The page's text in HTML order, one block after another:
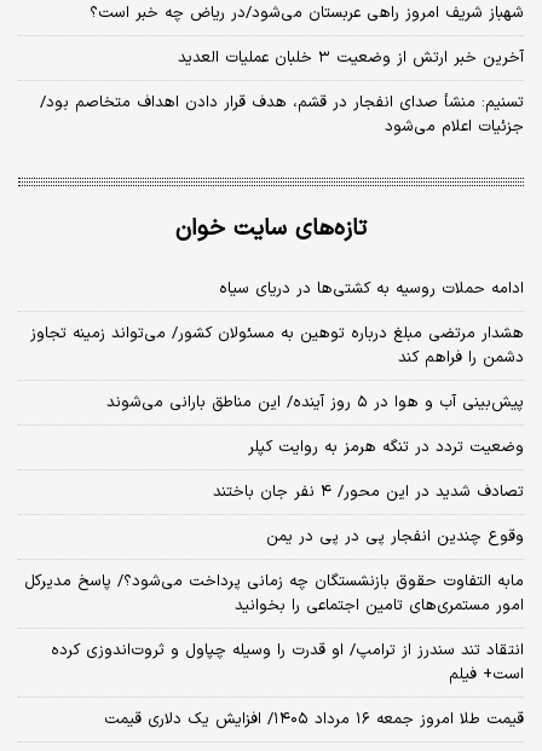
شهباز شریف امروز راهی عربستان می‌شود/در ریاض چه خبر است؟
آخرین خبر ارتش از وضعیت ۳ خلبان عملیات العدید
تسنیم: منشأ صدای انفجار در قشم، هدف قرار دادن اهداف متخاصم بود/
جزئیات اعلام می‌شود
تازه‌های سایت خوان
ادامه حملات روسیه به کشتی‌ها در دریای سیاه
هشدار مرتضی مبلغ درباره توهین به مسئولان کشور/ می‌تواند زمینه تجاوز
دشمن را فراهم کند
پیش‌بینی آب و هوا در ۵ روز آینده/ این مناطق بارانی می‌شوند
وضعیت تردد در تنگه هرمز به روایت کپلر
تصادف شدید در این محور/ ۴ نفر جان باختند
وقوع چندین انفجار پی در پی در یمن
مابه التفاوت حقوق بازنشستگان چه زمانی پرداخت می‌شود؟/ پاسخ مدیرکل
امور مستمری‌های تامین اجتماعی را بخوانید
انتقاد تند سندرز از ترامپ/ او قدرت را وسیله چپاول و ثروت‌اندوزی کرده
است+ فیلم
قیمت طلا امروز جمعه ۱۶ مرداد ۱۴۰۵/ افزایش یک دلاری قیمت